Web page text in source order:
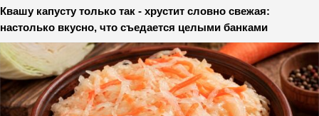
Квашу капусту только так - хрустит словно свежая:
настолько вкусно, что съедается целыми банками